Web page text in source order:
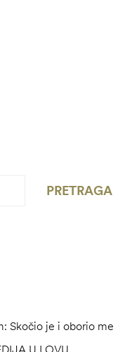
PRETRAGA
Skočio je i oborio me